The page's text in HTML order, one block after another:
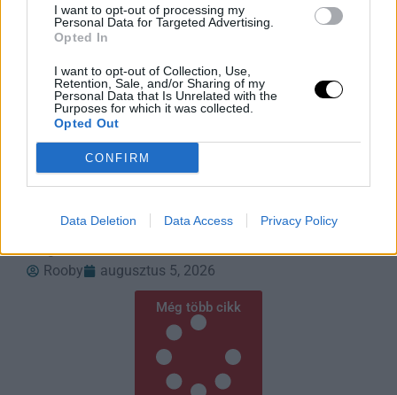
I want to opt-out of processing my
Personal Data for Targeted Advertising.
Opted In
I want to opt-out of Collection, Use,
Retention, Sale, and/or Sharing of my
Personal Data that Is Unrelated with the
Purposes for which it was collected.
Opted Out
CONFIRM
Data Deletion Data Access Privacy Policy
Aszály és hőség: bezárják a
pisztrángvizeket
LIVINGSTON, Mont. (AP) – A hőség miatt rekordmagas
ezért az Egyesült Államok nyugati államaiban délutáni
horgászati tilalmakat vezettek be. A klímaváltozás
Rooby
augusztus 5, 2026
Még több cikk